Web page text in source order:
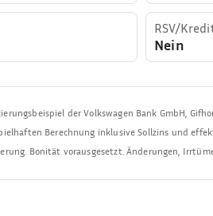
RSV/
Nein
derVolkswagen Bank GmbH,
Berechnung inklusive Sollzins und
Bonität vorausgesetzt. Änderungen,